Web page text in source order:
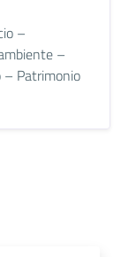
–
–
– Patrimonio